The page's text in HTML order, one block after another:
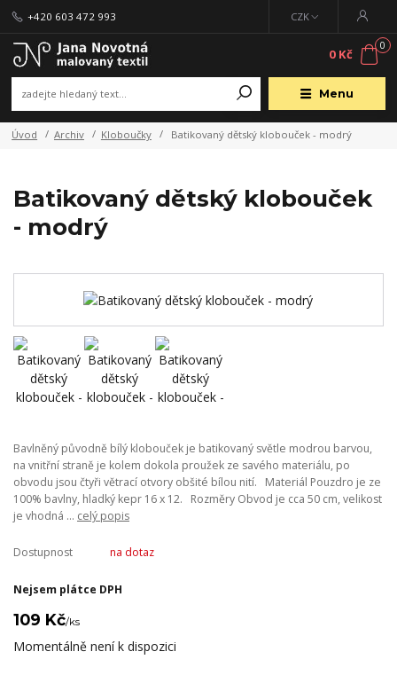
Menu
CZK
+420 603 472 993
0
0 Kč
Úvod Archiv Kloboučky Batikovaný dětský klobouček - modrý
Batikovaný dětský klobouček
- modrý
Bavlněný původně bílý klobouček je batikovaný světle modrou barvou,
na vnitřní straně je kolem dokola proužek ze savého materiálu, po
obvodu jsou čtyři větrací otvory obšité bílou nití. Materiál Pouzdro je ze
100% bavlny, hladký kepr 16 x 12. Rozměry Obvod je cca 50 cm, velikost
je vhodná ... celý popis
Dostupnost na dotaz
Nejsem plátce DPH
109 Kč/ks
Momentálně není k dispozici